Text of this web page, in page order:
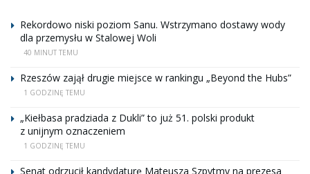
Rekordowo niski poziom Sanu. Wstrzymano dostawy wody
dla przemysłu w Stalowej Woli
40 MINUT TEMU
Rzeszów zajął drugie miejsce w rankingu „Beyond the Hubs”
1 GODZINĘ TEMU
„Kiełbasa pradziada z Dukli” to już 51. polski produkt
z unijnym oznaczeniem
1 GODZINĘ TEMU
Senat odrzucił kandydaturę Mateusza Szpytmy na prezesa